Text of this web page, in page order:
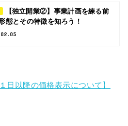
【独立開業②】事業計画を練る前
態とその特徴を知ろう！
日以降の価格表示について】